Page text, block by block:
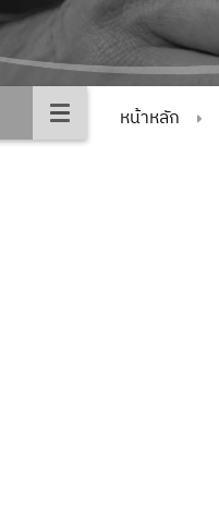
หน้าหลัก